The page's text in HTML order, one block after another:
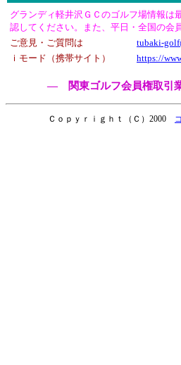
グランディ軽井沢ＧＣのゴルフ場情報は
認してください。また、平日・全国の会
ご意見・ご質問は
tubaki-
ｉモード（携帯サイト）
https://
― 関東ゴルフ会員権取引
Ｃｏｐｙｒｉｇｈｔ（Ｃ）2000